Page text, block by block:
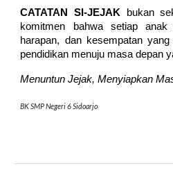
CATATAN SI-JEJAK bukan
komitmen bahwa setiap
harapan, dan kesempatan
pendidikan menuju masa depan
Menuntun Jejak, Menyiapkan
BK SMP Negeri 6 Sidoarjo